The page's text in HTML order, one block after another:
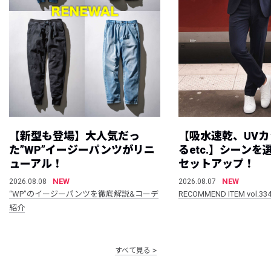
【新型も登場】大人気だっ
た”WP”イージーパンツがリニ
ューアル！
2026.08.08
NEW
“WP”のイージーパンツを徹底解説&コーデ
紹介
【吸水速乾、UV
るetc.】シーンを
セットアップ！
2026.08.07
NEW
RECOMMEND ITEM vol.334
すべて見る